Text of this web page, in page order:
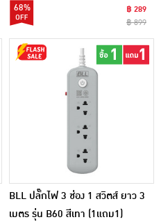
68%
฿ 289
฿ 899
BLL ปลั๊กไฟ 3 ช่อง 1 สวิตส์ ยาว 3
เมตร รุ่น B60 สีเทา (1แถม1)